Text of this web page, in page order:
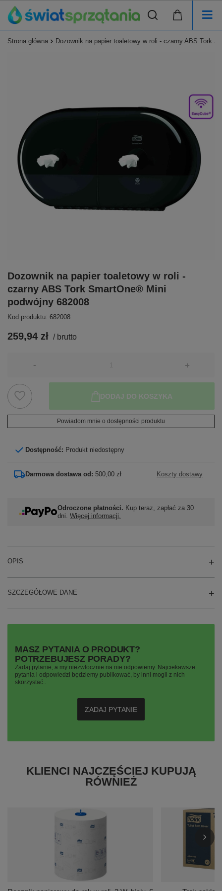
Strona główna Dozownik na papier toaletowy w roli - czarny ABS Tork
Dozownik na papier toaletowy w roli -
czarny ABS Tork SmartOne® Mini
podwójny 682008
Kod produktu: 682008
259,94 zł / brutto
- +
DODAJ DO KOSZYKA
Powiadom mnie o dostępności produktu
Dostępność: Produkt niedostępny
Darmowa dostawa od: 500,00 zł Koszty dostawy
Odroczone płatności. Kup teraz, zapłać za 30
dni. Więcej informacji.
OPIS
SZCZEGÓŁOWE DANE
MASZ PYTANIA O PRODUKT?
POTRZEBUJESZ PORADY?
Zadaj pytanie, a my niezwłocznie na nie odpowiemy. Najciekawsze
pytania i odpowiedzi będziemy publikować, by inni mogli z nich
skorzystać..
ZADAJ PYTANIE
KLIENCI NAJCZĘŚCIEJ KUPUJĄ
RÓWNIEŻ